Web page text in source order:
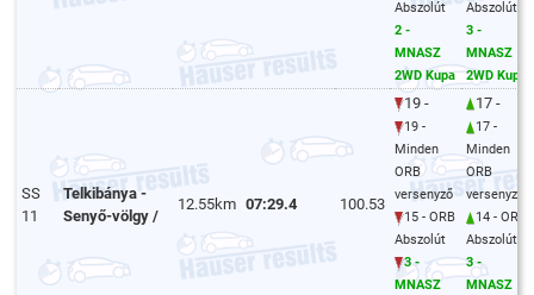
Abszolút
2 -
MNASZ
2WD Kupa
Abszolút
3 -
MNASZ
2WD Kupa
SS
11
Telkibánya -
Senyő-völgy /
12.55km 07:29.4 100.53
19 -
19 -
Minden
ORB
versenyző
15 - ORB
Abszolút
3 -
MNASZ
17 -
17 -
Minden
ORB
versenyző
14 - ORB
Abszolút
3 -
MNASZ